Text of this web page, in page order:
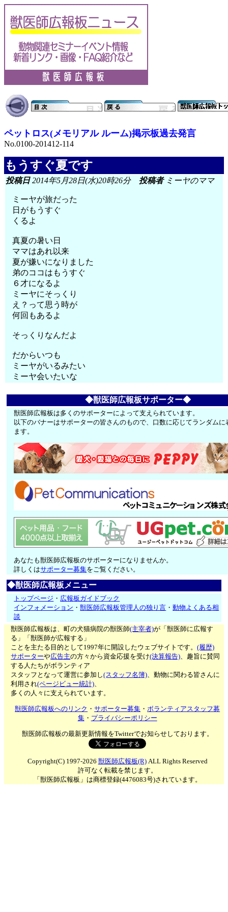
ペットロス(メモリアル ルーム)掲示板過去発言
No.0100-201412-114
もうすぐ夏です
投稿日2014年5月28日(水)20時26分 投稿者ミーヤのママ
ミーヤが旅だった
日がもうすぐ
くるよ
真夏の暑い日
ママはあれ以来
夏が嫌いになりました
弟のココはもうすぐ
６才になるよ
ミーヤにそっくり
え？って思う時が
何回もあるよ
そっくりなんだよ
だからいつも
ミーヤがいるみたい
ミーヤ会いたいな
◆獣医師広報板サポーター◆
獣医師広報板は多くのサポーターによって支えられています。
以下のバナーはサポーターの皆さんのもので、口数に応じてランダムに
ます。
あなたも獣医師広報板のサポーターになりませんか。
詳しくはサポーター募集をご覧ください。
◆獣医師広報板メニュー
トップページ ・ 広報板ガイドブック
インフォメーション ・獣医師広報板管理人の独り言 ・動物よくある相
談
獣医師広報板は、町の犬猫病院の獣医師(主宰者)が「獣医師に広報す
る」「獣医師が広報する」
ことを主たる目的として1997年に開設したウェブサイトです。(履歴)
サポーターや広告主の方々から資金応援を受け(決算報告)、趣旨に賛同
する人たちがボランティア
スタッフとなって運営に参加し(スタッフ名簿)、動物に関わる皆さんに
利用され(ページビュー統計)、
多くの人々に支えられています。
獣医師広報板へのリンク ・サポーター募集 ・ボランティアスタッフ募
集・ プライバシーポリシー
獣医師広報板の最新更新情報をTwitterでお知らせしております。
Copyright(C) 1997-2026 獣医師広報板(R)ALL Rights Reserved
許可なく転載を禁じます。
「獣医師広報板」は商標登録(4476083号)されています。